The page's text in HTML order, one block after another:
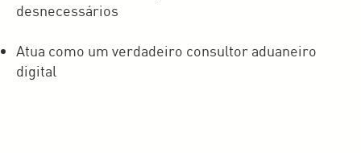
desnecessários
Atua como um verdadeiro consultor aduaneiro
digital